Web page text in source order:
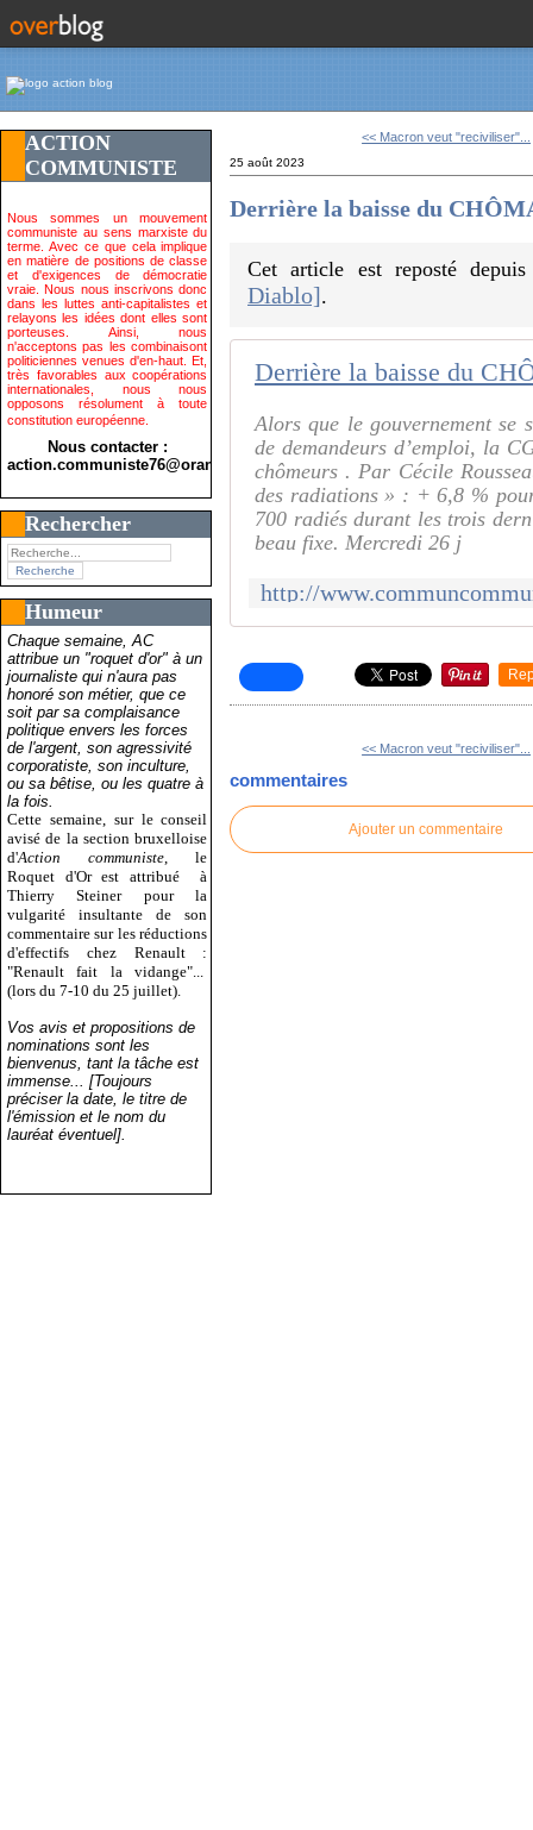
ACTION
COMMUNISTE
Nous sommes un mouvement
communiste au sens marxiste du
terme. Avec ce que cela implique
en matière de positions de classe
et d'exigences de démocratie
vraie. Nous nous inscrivons donc
dans les luttes anti-capitalistes et
relayons les idées dont elles sont
porteuses. Ainsi, nous
n'acceptons pas les combinaisont
politiciennes venues d'en-haut. Et,
très favorables aux coopérations
internationales, nous nous
opposons résolument à toute
constitution européenne.
Nous contacter :
action.communiste76@orange.fr>
Rechercher
Humeur
Chaque semaine, AC
attribue un "roquet d'or" à un
journaliste qui n'aura pas
honoré son métier, que ce
soit par sa complaisance
politique envers les forces
de l'argent, son agressivité
corporatiste, son inculture,
ou sa bêtise, ou les quatre à
la fois.
Cette semaine, sur le conseil
avisé de la section bruxelloise
d'Action communiste , le
Roquet d'Or est attribué
à
Thierry Steiner pour la
vulgarité insultante de son
commentaire sur les réductions
d'effectifs chez Renault :
"Renault fait la vidange"...
(lors du 7-10 du 25 juillet).
Vos avis et propositions de
nominations sont les
bienvenus, tant la tâche est
immense... [Toujours
préciser la date, le titre de
l'émission et le nom du
lauréat éventuel].
<< Macron veut "reciviliser"...
25 août 2023
Derrière la baisse du
Cet article est reposté
Diablo].
Derrière la baisse du
Alors que le gouvernement se
de demandeurs d’emploi, la
chômeurs . Par Cécile
des radiations » : + 6,8 %
700 radiés durant les trois
beau fixe. Mercredi 26 j
<< Macron veut "reciviliser"...
commentaires
Ajouter un commentaire